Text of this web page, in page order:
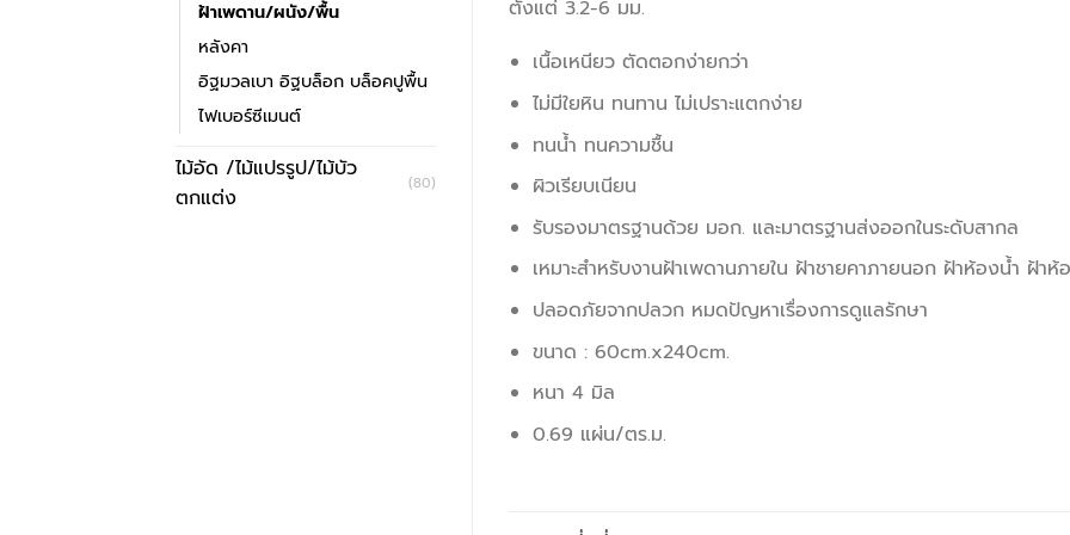
ฝ้าเพดาน/ผนัง/พื้น
หลังคา
อิฐมวลเบา อิฐบล็อก บล็อคปูพื้น
ไฟเบอร์ซีเมนต์
ไม้อัด /ไม้แปรรูป/ไม้บัว
ตกแต่ง
(80)
ตั้งแต่ 3.2-6 มม.
เนื้อเหนียว ตัดตอกง่ายกว่า
ไม่มีใยหิน ทนทาน ไม่เปราะแตกง่าย
ทนน้ำ ทนความชื้น
ผิวเรียบเนียน
รับรองมาตรฐานด้วย มอก. และมาตรฐานส่งออกในระดับสากล
เหมาะสำหรับงานฝ้าเพดานภายใน ฝ้าชายคาภายนอก ฝ้าห้องน้ำ ฝ้า
ปลอดภัยจากปลวก หมดปัญหาเรื่องการดูแลรักษา
ขนาด : 60cm.x240cm.
หนา 4 มิล
0.69 แผ่น/ตร.ม.